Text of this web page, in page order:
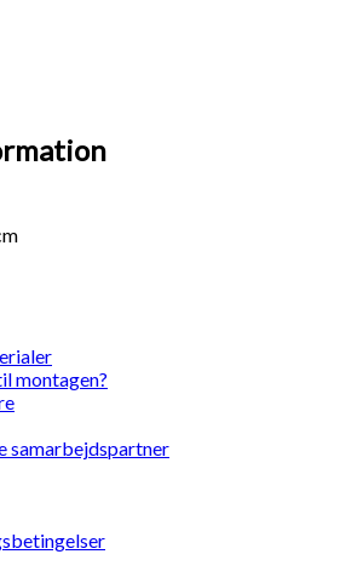
montagen?
samarbejdspartner